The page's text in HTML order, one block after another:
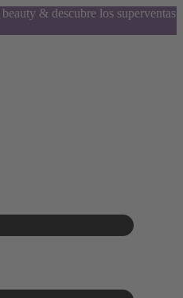
& descubre los superventas